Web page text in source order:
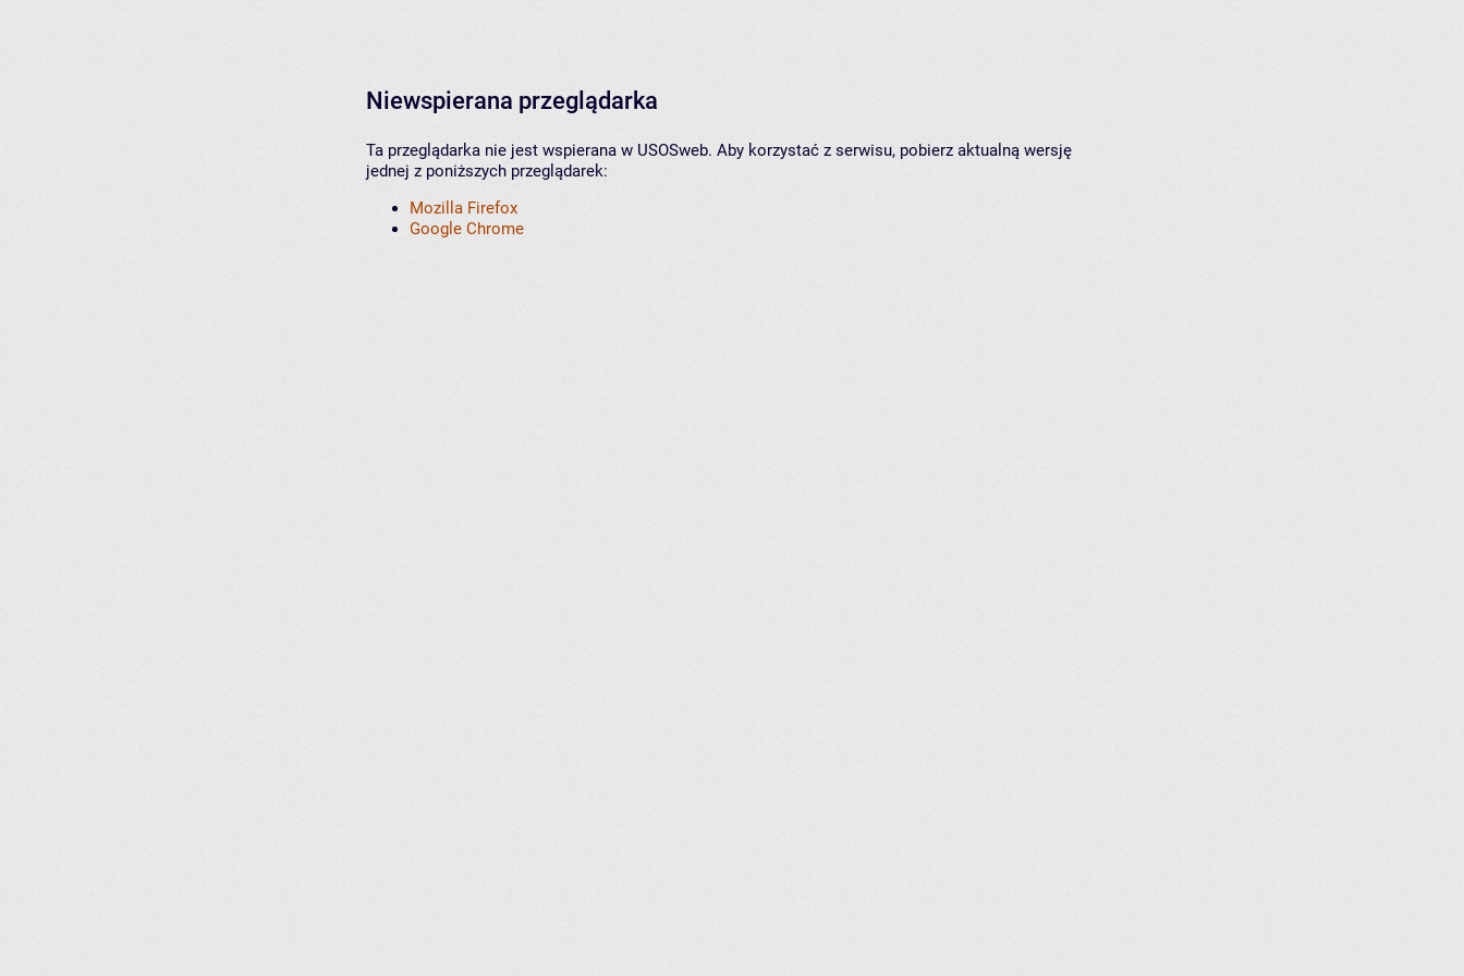
Niewspierana przeglądarka
Ta przeglądarka nie jest wspierana w USOSweb. Aby korzystać z serwisu, pobierz aktualną wersję
jednej z poniższych przeglądarek:
Mozilla Firefox
Google Chrome